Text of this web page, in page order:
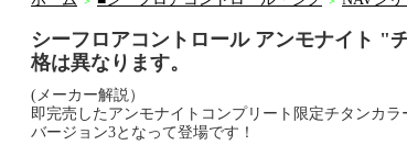
シーフロアコントロール アンモナイト "
格は異なります。
(メーカー解説）
即完売したアンモナイトコンプリート限定チタンカラ
バージョン3となって登場です！